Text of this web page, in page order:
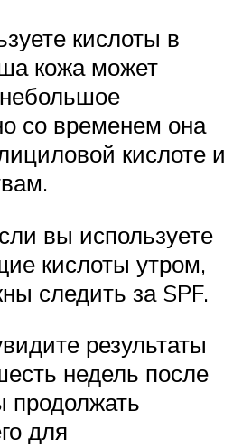
кислоты в
кожа может
со временем она
кислоте и
вы используете
кислоты утром,
следить за SPF.
результаты
недель после
продолжать
для